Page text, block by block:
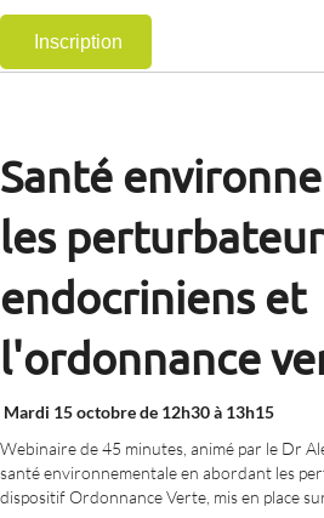
Inscription
Santé
les
endocriniens et
l'ordonnance
Mardi 15 octobre de 12h30 à 13h15
Webinaire de 45 minutes, animé par le Dr
santé environnementale en abordant les
dispositif Ordonnance Verte, mis en place